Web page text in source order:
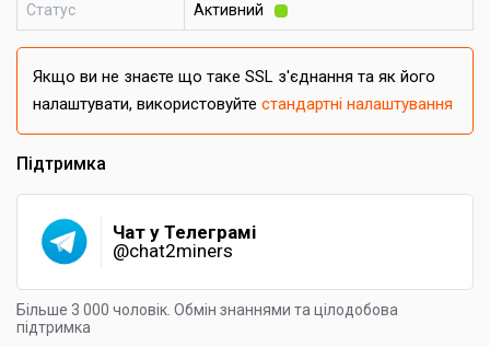
Статус Активний
Якщо ви не знаєте що таке SSL з'єднання та як його
налаштувати, використовуйте стандартні налаштування
Підтримка
Чат у Телеграмі
@chat2miners
Більше 3 000 чоловік. Обмін знаннями та цілодобова
підтримка